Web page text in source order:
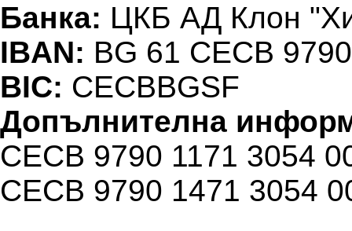
Банка: ЦКБ АД Клон
IBAN: BG 61 CECB
BIC: CECBBGSF
Допълнителна
CECB 9790 1171 3054
CECB 9790 1471 3054